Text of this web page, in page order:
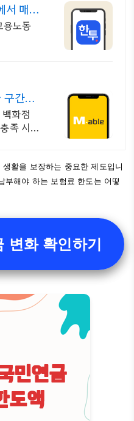
서 매
용노동
간별
화점
족 시)
활을 보장하는 중요한 제도입니
부해야 하는 보험료 한도는 어떻
변화 확인하기